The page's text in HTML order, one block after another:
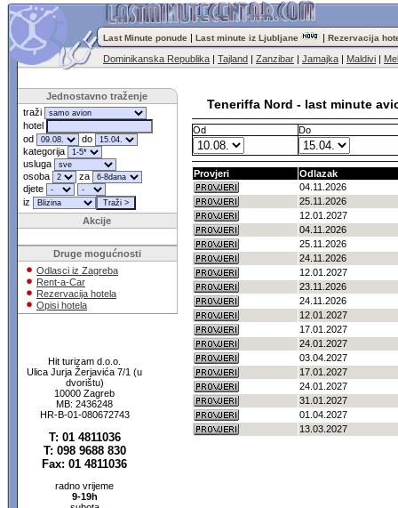
Teneriffa Nord - last minute
Last Minute ponude | Last minute iz Ljubljane | Rezervacija
Dominikanska Republika | Tajland | Zanzibar | Jamajka | Maldivi |
Jednostavno traženje
traži
hotel
od
do
kategorija
usluga
osoba
za
djete
iz
Akcije
Druge mogućnosti
Odlasci iz Zagreba
Rent-a-Car
Rezervacija hotela
Opisi hotela
Hit turizam d.o.o.
Ulica Jurja Žerjavića 7/1 (u
dvorištu)
10000 Zagreb
MB: 2436248
HR-B-01-080672743
T: 01 4811036
T: 098 9688 830
Fax: 01 4811036
radno vrijeme
9-19h
Od Do
Provjeri
Odlazak
04.11.2026
25.11.2026
12.01.2027
04.11.2026
25.11.2026
24.11.2026
12.01.2027
23.11.2026
24.11.2026
12.01.2027
17.01.2027
24.01.2027
03.04.2027
17.01.2027
24.01.2027
31.01.2027
01.04.2027
13.03.2027